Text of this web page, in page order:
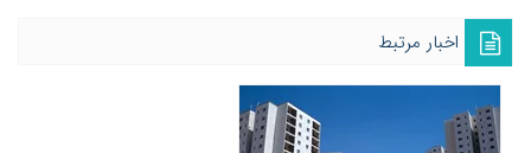
اخبار مرتبط